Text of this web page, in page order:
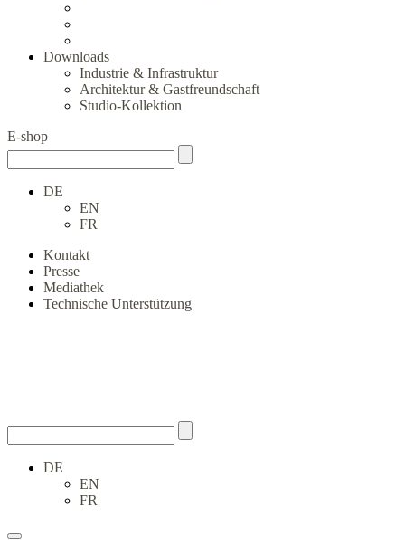
Downloads
Industrie & Infrastruktur
Architektur & Gastfreundschaft
Studio-Kollektion
E-shop
DE
EN
FR
Kontakt
Presse
Mediathek
Technische Unterstützung
DE
EN
FR